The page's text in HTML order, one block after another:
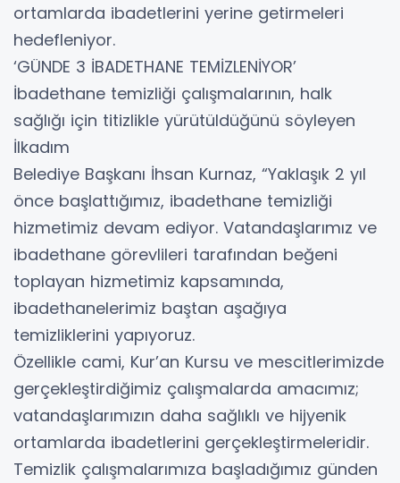
ortamlarda ibadetlerini yerine getirmeleri
hedefleniyor.
‘GÜNDE 3 İBADETHANE TEMİZLENİYOR’
İbadethane temizliği çalışmalarının, halk
sağlığı için titizlikle yürütüldüğünü söyleyen
İlkadım
Belediye Başkanı İhsan Kurnaz, “Yaklaşık 2 yıl
önce başlattığımız, ibadethane temizliği
hizmetimiz devam ediyor. Vatandaşlarımız ve
ibadethane görevlileri tarafından beğeni
toplayan hizmetimiz kapsamında,
ibadethanelerimiz baştan aşağıya
temizliklerini yapıyoruz.
Özellikle cami, Kur’an Kursu ve mescitlerimizde
gerçekleştirdiğimiz çalışmalarda amacımız;
vatandaşlarımızın daha sağlıklı ve hijyenik
ortamlarda ibadetlerini gerçekleştirmeleridir.
Temizlik çalışmalarımıza başladığımız günden